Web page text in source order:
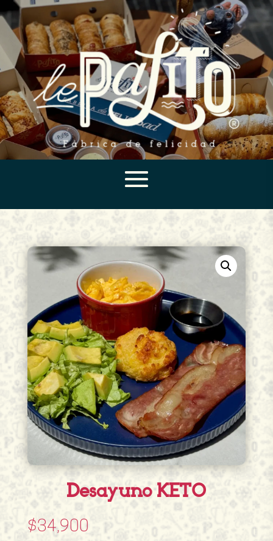
Desayuno KETO
$34,900